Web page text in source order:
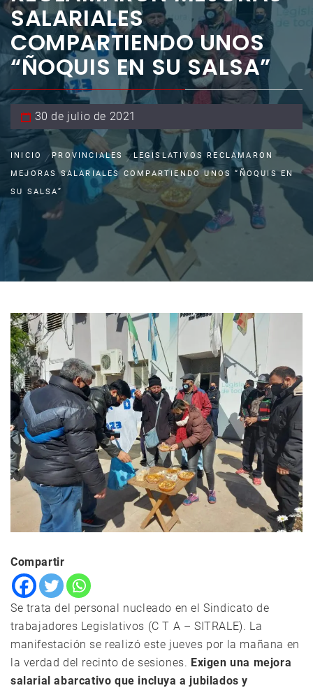
SALARIALES
COMPARTIENDO UNOS
“ÑOQUIS EN SU SALSA”
30 de julio de 2021
INICIO PROVINCIALES
LEGISLATIVOS RECLAMARON
MEJORAS SALARIALES COMPARTIENDO UNOS “ÑOQUIS EN
SU SALSA”
Compartir
Se trata del personal nucleado en el Sindicato de
trabajadores Legislativos (C T A – SITRALE). La
manifestación se realizó este jueves por la mañana en
la verdad del recinto de sesiones. Exigen una mejora
salarial abarcativo que incluya a jubilados y